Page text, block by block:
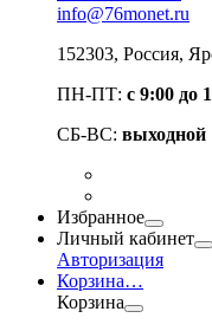
info@76monet.ru
152303, Россия,
ПН-ПТ: с 9:00 до
СБ-ВС: выходной
Избранное
Личный кабинет
Авторизация
Корзина…
Корзина